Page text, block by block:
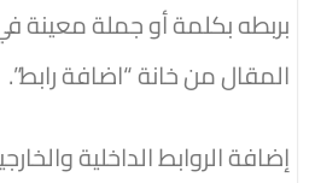
بربطه بكلمة أو جملة معينة
المقال من خانة “اضافة رابط”.
إضافة الروابط الداخلية